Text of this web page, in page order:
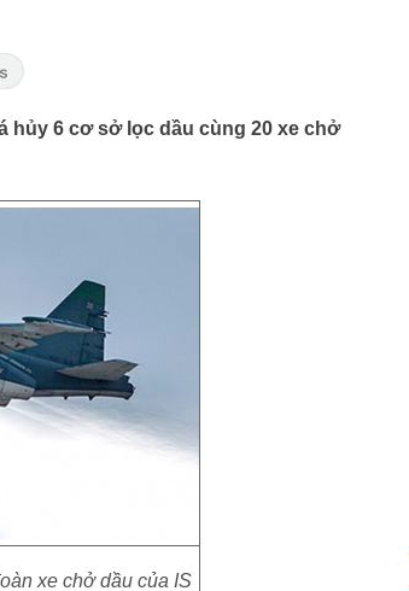
hủy 6 cơ sở lọc dầu cùng 20 xe chở
xe chở dầu của IS